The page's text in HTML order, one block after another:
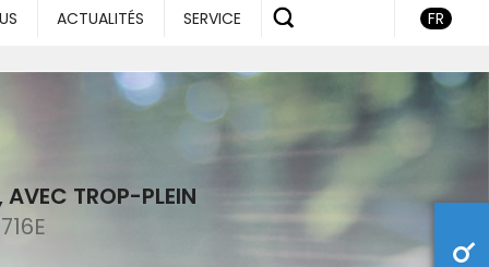
ACTUALITÉS SERVICE FR
TROP-PLEIN